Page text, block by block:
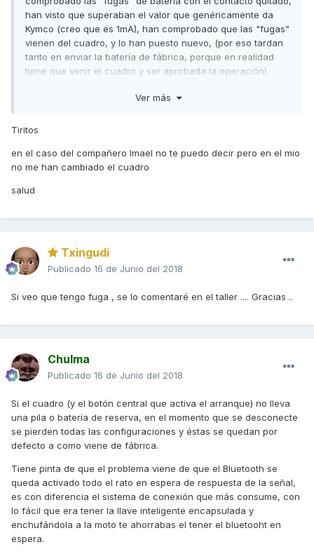
han visto que superaban el valor que genéricamente da
Kymco (creo que es 1mA), han comprobado que las "fugas"
vienen del cuadro, y lo han puesto nuevo, (por eso tardan
tanto en enviar la batería de fábrica, porque en realidad
tiene que venir el cuadro y ser aprobada la operación).
cuadros. Ya lo sé, llamadme fantasma o lo que queráis,
que le veo.
Un saludo
Ver más
Tiritos
en el caso del compañero Imael no te puedo decir pero en el mio
no me han cambiado el cuadro
salud
Txingudi
Publicado 16 de Junio del 2018
Si veo que tengo fuga , se lo comentaré en el taller .... Gracias ..
Chulma
Publicado 16 de Junio del 2018
Si el cuadro (y el botón central que activa el arranque) no lleva
una pila o batería de reserva, en el momento que se desconecte
se pierden todas las configuraciones y éstas se quedan por
defecto a como viene de fábrica.
Tiene pinta de que el problema viene de que el Bluetooth se
queda activado todo el rato en espera de respuesta de la señal,
es con diferencia el sistema de conexión que más consume, con
lo fácil que era tener la llave inteligente encapsulada y
enchufándola a la moto te ahorrabas el tener el bluetooht en
espera.